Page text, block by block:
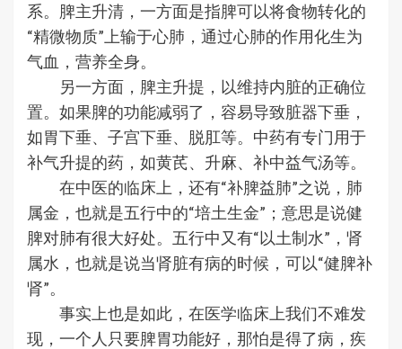
系。脾主升清，一方面是指脾可以将食物转化的
“精微物质”上输于心肺，通过心肺的作用化生为
气血，营养全身。
另一方面，脾主升提，以维持内脏的正确位
置。如果脾的功能减弱了，容易导致脏器下垂，
如胃下垂、子宫下垂、脱肛等。中药有专门用于
补气升提的药，如黄芪、升麻、补中益气汤等。
在中医的临床上，还有“补脾益肺”之说，肺
属金，也就是五行中的“培土生金”；意思是说健
脾对肺有很大好处。五行中又有“以土制水”，肾
属水，也就是说当肾脏有病的时候，可以“健脾补
肾”。
事实上也是如此，在医学临床上我们不难发
现，一个人只要脾胃功能好，那怕是得了病，疾